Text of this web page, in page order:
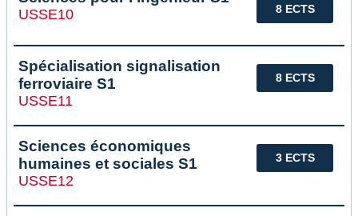
8 ECTS
USSE10
8 ECTS
Spécialisation signalisation
ferroviaire S1
USSE11
3 ECTS
Sciences économiques
humaines et sociales S1
USSE12